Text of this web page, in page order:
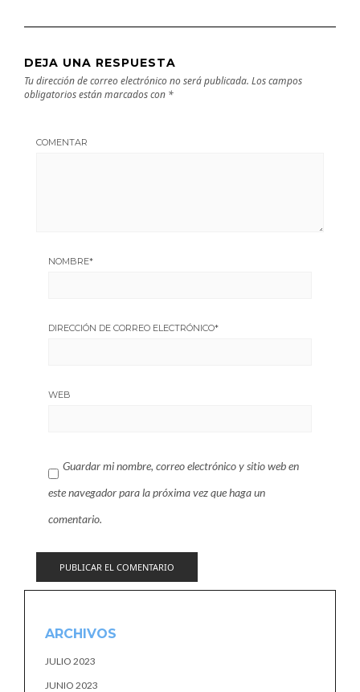
DEJA UNA RESPUESTA
Tu dirección de correo electrónico no será publicada. Los campos
obligatorios están marcados con *
COMENTAR
NOMBRE*
DIRECCIÓN DE CORREO ELECTRÓNICO*
WEB
Guardar mi nombre, correo electrónico y sitio web en
este navegador para la próxima vez que haga un
comentario.
ARCHIVOS
JULIO 2023
JUNIO 2023